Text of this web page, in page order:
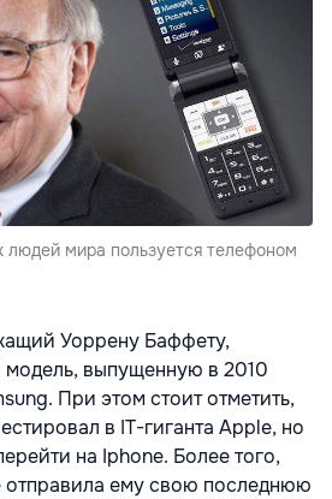
мира пользуется телефоном
Уоррену Баффету,
модель, выпущенную в 2010
При этом стоит отметить,
в IT-гиганта Apple, но
на Iphone. Более того,
ему свою последнюю